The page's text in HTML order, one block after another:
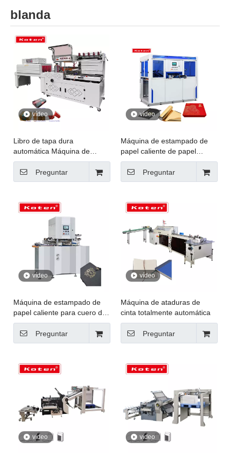
blanda
vídeo
Libro de tapa dura
automática Máquina de
embalaje de alquiler de calor
de lágrimas fáciles con
máquina de sellado de borde
Preguntar
vídeo
Máquina de estampado de
papel caliente de papel
automático de 950x650 mm
para embalaje de caja JXZC-
95
Preguntar
vídeo
Máquina de estampado de
papel caliente para cuero de
tablero gris
Preguntar
vídeo
Máquina de ataduras de
cinta totalmente automática
Preguntar
vídeo vídeo